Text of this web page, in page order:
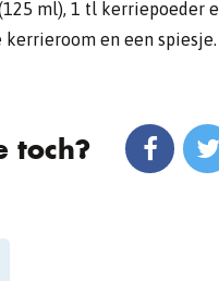
ml), 1 tl kerriepoeder
kerrieroom en een spiesje.
toch?